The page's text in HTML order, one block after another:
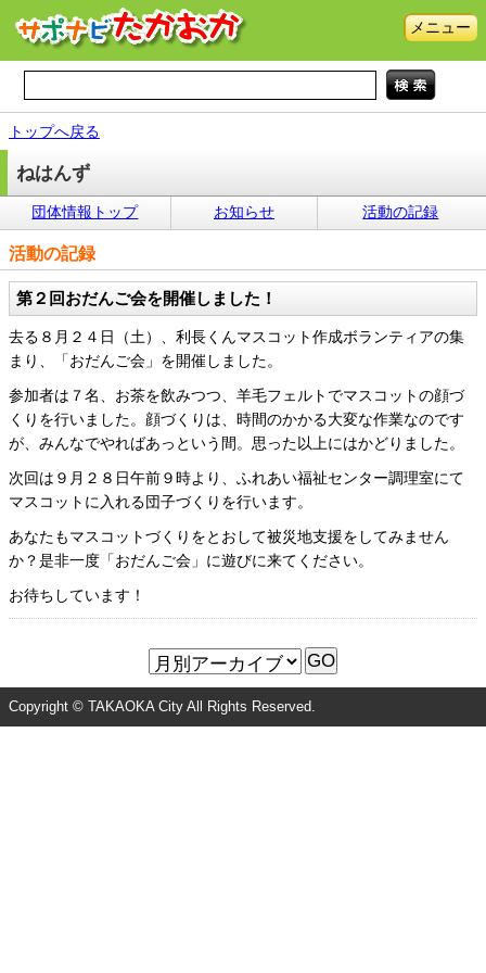
メニュー
トップへ戻る
ねはんず
団体情報トップ お知らせ 活動の記録
活動の記録
第２回おだんご会を開催しました！
去る８月２４日（土）、利長くんマスコット作成ボランティアの集
まり、「おだんご会」を開催しました。
参加者は７名、お茶を飲みつつ、羊毛フェルトでマスコットの顔づ
くりを行いました。顔づくりは、時間のかかる大変な作業なのです
が、みんなでやればあっという間。思った以上にはかどりました。
次回は９月２８日午前９時より、ふれあい福祉センター調理室にて
マスコットに入れる団子づくりを行います。
あなたもマスコットづくりをとおして被災地支援をしてみません
か？是非一度「おだんご会」に遊びに来てください。
お待ちしています！
Copyright © TAKAOKA City All Rights Reserved.